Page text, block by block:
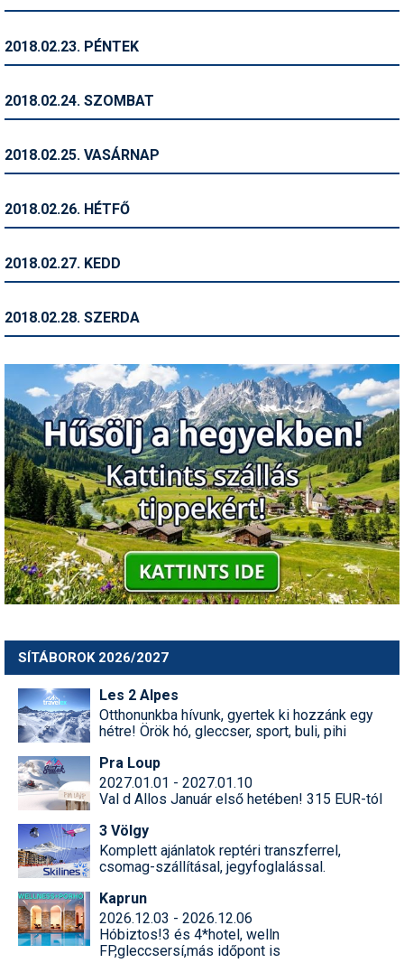
2018.02.23. PÉNTEK
2018.02.24. SZOMBAT
2018.02.25. VASÁRNAP
2018.02.26. HÉTFŐ
2018.02.27. KEDD
2018.02.28. SZERDA
SÍTÁBOROK 2026/2027
Les 2 Alpes
Otthonunkba hívunk, gyertek ki hozzánk egy
hétre! Örök hó, gleccser, sport, buli, pihi
Pra Loup
2027.01.01 - 2027.01.10
Val d Allos Január első hetében! 315 EUR-tól
3 Völgy
Komplett ajánlatok reptéri transzferrel,
csomag-szállításal, jegyfoglalással.
Kaprun
2026.12.03 - 2026.12.06
Hóbiztos!3 és 4*hotel, welln
FP,gleccsersí,más időpont is